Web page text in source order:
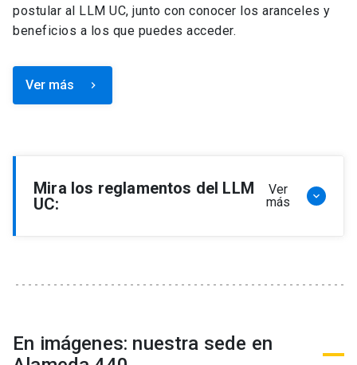
postular al LLM UC, junto con conocer los aranceles y
beneficios a los que puedes acceder.
Ver más keyboard_arrow_right
Mira los reglamentos del LLM
UC:
Ver
más
keyboard_arrow_down
Reglamento de Becas y Descuentos Programa
de Magíster en Derecho, LLM
En imágenes: nuestra sede en